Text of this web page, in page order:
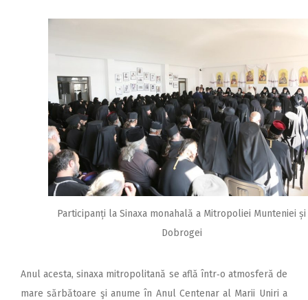
Participanți la Sinaxa monahală a Mitropoliei Munteniei și
Dobrogei
Anul acesta, sinaxa mitropolitană se află într‑o atmosferă de
mare sărbătoare şi anume în Anul Centenar al Marii Uniri a